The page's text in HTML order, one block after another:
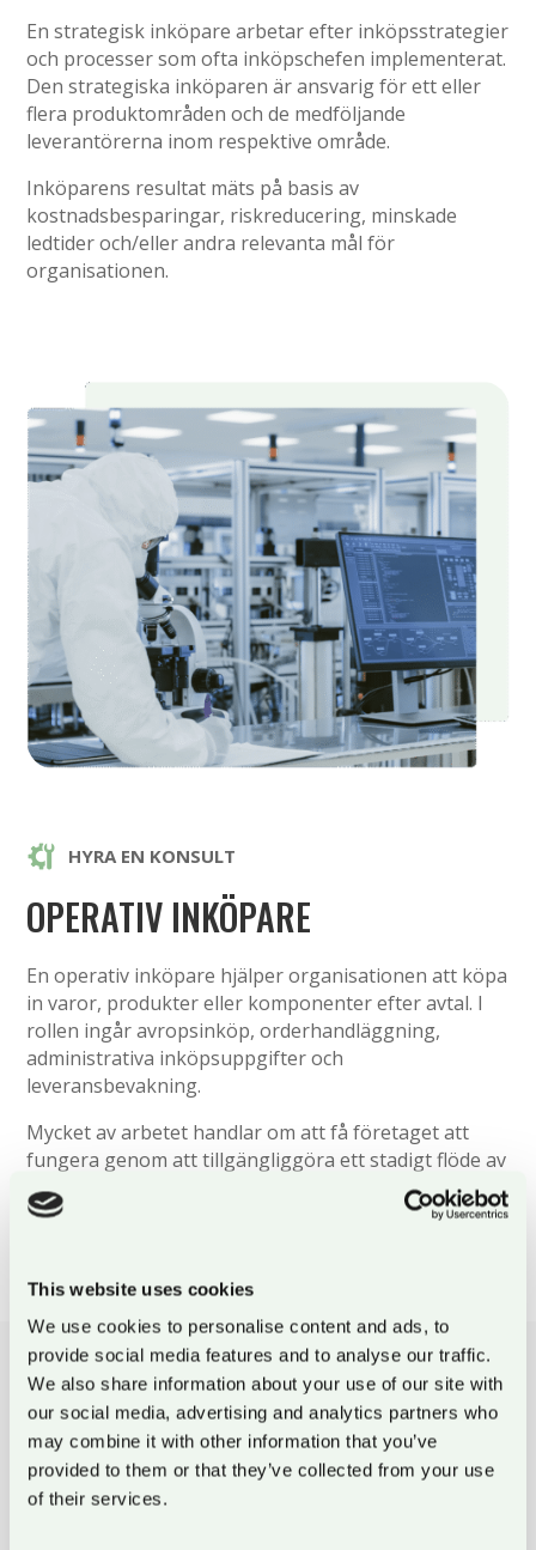
This website uses cookies
We use cookies to personalise content and ads, to
provide social media features and to analyse our traffic.
We also share information about your use of our site with
our social media, advertising and analytics partners who
may combine it with other information that you’ve
provided to them or that they’ve collected from your use
of their services.
En strategisk inköpare arbetar efter inköpsstrategier
och processer som ofta inköpschefen implementerat.
Den strategiska inköparen är ansvarig för ett eller
flera produktområden och de medföljande
leverantörerna inom respektive område.
Inköparens resultat mäts på basis av
kostnadsbesparingar, riskreducering, minskade
ledtider och/eller andra relevanta mål för
organisationen.
HYRA EN KONSULT
OPERATIV INKÖPARE
En operativ inköpare hjälper organisationen att köpa
in varor, produkter eller komponenter efter avtal. I
rollen ingår avropsinköp, orderhandläggning,
administrativa inköpsuppgifter och
leveransbevakning.
Mycket av arbetet handlar om att få företaget att
fungera genom att tillgängliggöra ett stadigt flöde av
resurser som bland annat behövs vid produktion.
VANLIGA ROLLER VI REKRYTERAR